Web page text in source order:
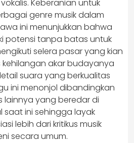
Keberanian untuk
genre musik dalam
ini menunjukkan bahwa
potensi tanpa batas untuk
selera pasar yang kian
akar budayanya
suara yang berkualitas
ini menonjol dibandingkan
lainnya yang beredar di
saat ini sehingga layak
lebih dari kritikus musik
secara umum.